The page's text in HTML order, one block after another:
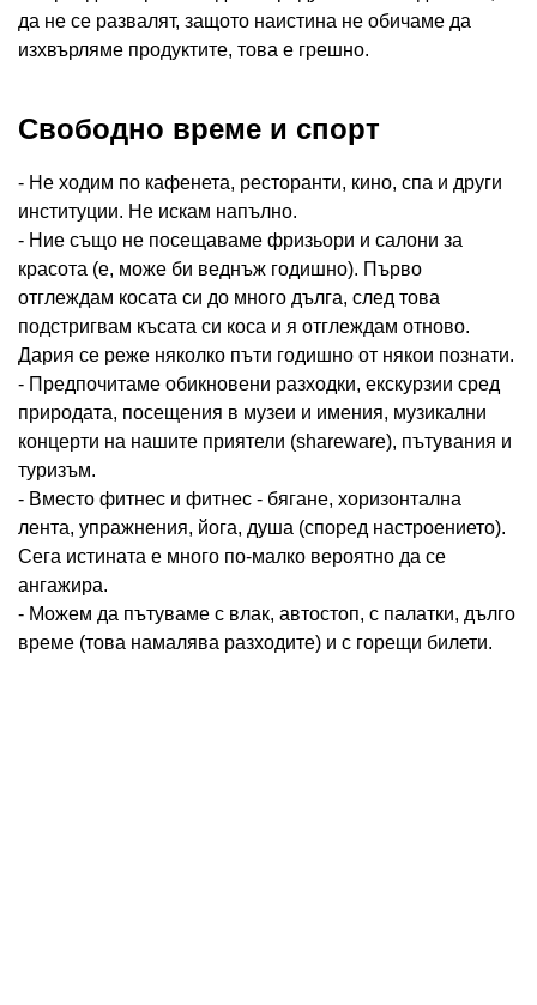
да не се развалят, защото наистина не обичаме да
изхвърляме продуктите, това е грешно.
Свободно време и спорт
- Не ходим по кафенета, ресторанти, кино, спа и други
институции. Не искам напълно.
- Ние също не посещаваме фризьори и салони за
красота (е, може би веднъж годишно). Първо
отглеждам косата си до много дълга, след това
подстригвам късата си коса и я отглеждам отново.
Дария се реже няколко пъти годишно от някои познати.
- Предпочитаме обикновени разходки, екскурзии сред
природата, посещения в музеи и имения, музикални
концерти на нашите приятели (shareware), пътувания и
туризъм.
- Вместо фитнес и фитнес - бягане, хоризонтална
лента, упражнения, йога, душа (според настроението).
Сега истината е много по-малко вероятно да се
ангажира.
- Можем да пътуваме с влак, автостоп, с палатки, дълго
време (това намалява разходите) и с горещи билети.